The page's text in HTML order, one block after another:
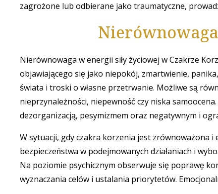
zagrożone lub odbierane jako traumatyczne,
Nierównowaga w energii siły życiowej w Czakrze
objawiającego się jako niepokój, zmartwienie,
świata i troski o własne przetrwanie. Możliwe są
nieprzynależności, niepewność czy niska
dezorganizacją, pesymizmem oraz negatywnym i
W sytuacji, gdy czakra korzenia jest zrównoważona
bezpieczeństwa w podejmowanych działaniach i
Na poziomie psychicznym obserwuje się poprawę
wyznaczania celów i ustalania priorytetów.